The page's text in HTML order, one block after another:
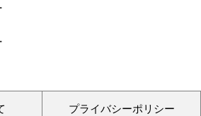
プライバシーポリシー